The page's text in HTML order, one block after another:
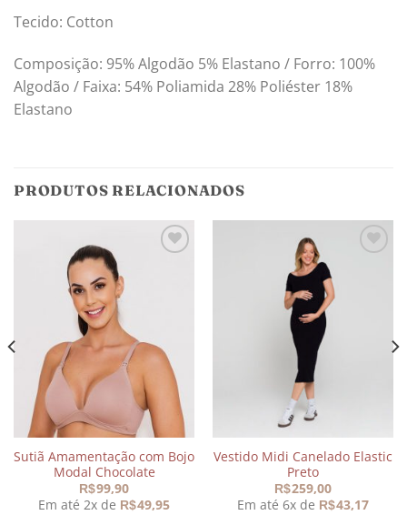
Tecido: Cotton
Composição: 95% Algodão 5% Elastano / Forro: 100%
Algodão / Faixa: 54% Poliamida 28% Poliéster 18%
Elastano
PRODUTOS RELACIONADOS
desejos
Sutiã Amamentação com Bojo
Modal Chocolate
R$99,90
Em até 2x de R$49,95
Vestido Midi Canelado Elastic
Preto
R$259,00
Em até 6x de R$43,17